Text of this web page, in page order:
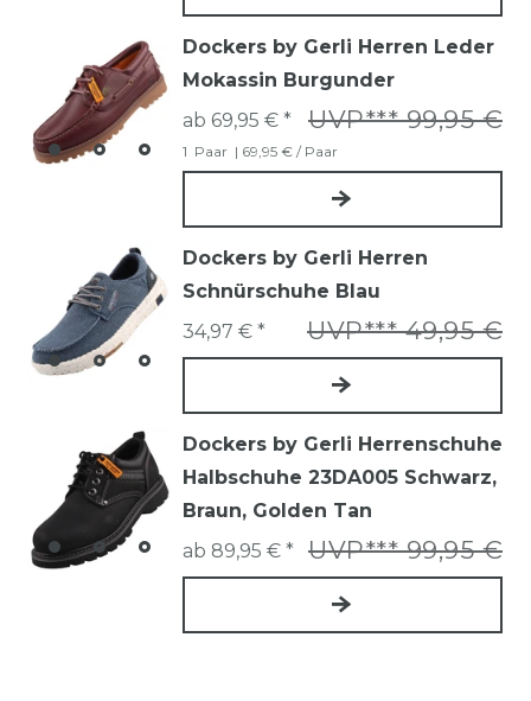
Dockers by Gerli Herren Leder
Mokassin Burgunder
UVP*** 99,95 €
ab 69,95 € *
1 Paar | 69,95 € / Paar
Dockers by Gerli Herren
Schnürschuhe Blau
UVP*** 49,95 €
34,97 € *
Dockers by Gerli Herrenschuhe
Halbschuhe 23DA005 Schwarz,
Braun, Golden Tan
UVP*** 99,95 €
ab 89,95 € *